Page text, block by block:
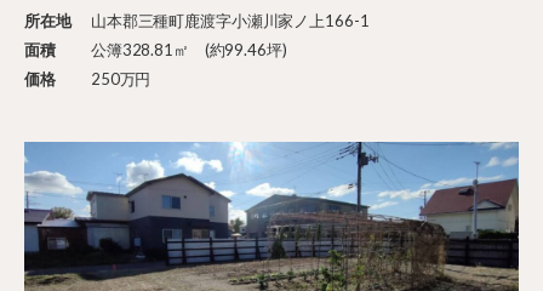
所在地
山本郡三種町鹿渡字小瀬川家ノ上166-1
面積
公簿328.81㎡ (約99.46坪)
価格
250万円